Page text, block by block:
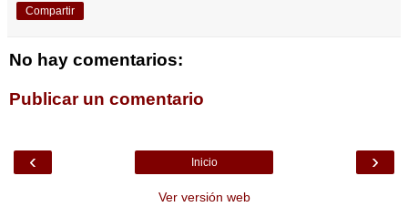
Compartir
No hay comentarios:
Publicar un comentario
‹ ›
Inicio
Ver versión web